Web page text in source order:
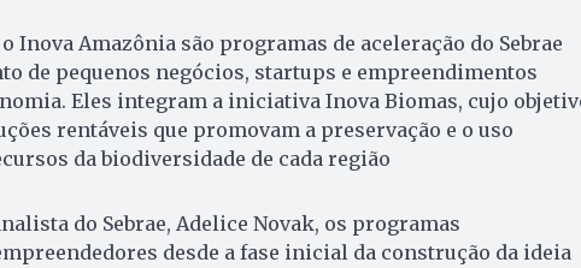
Inova Amazônia são programas de aceleração do Sebrae
de pequenos negócios, startups e empreendimentos
Eles integram a iniciativa Inova Biomas, cujo
rentáveis que promovam a preservação e o uso
da biodiversidade de cada região
do Sebrae, Adelice Novak, os programas
desde a fase inicial da construção da ideia